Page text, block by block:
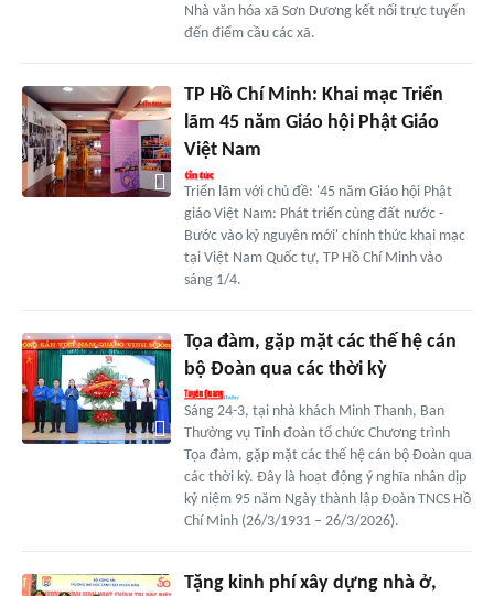
Nhà văn hóa xã Sơn Dương kết nối trực tuyến
đến điểm cầu các xã.
TP Hồ Chí Minh: Khai mạc Triển
lãm 45 năm Giáo hội Phật Giáo
Việt Nam
Triển lãm với chủ đề: '45 năm Giáo hội Phật
giáo Việt Nam: Phát triển cùng đất nước -
Bước vào kỷ nguyên mới' chính thức khai mạc
tại Việt Nam Quốc tự, TP Hồ Chí Minh vào
sáng 1/4.
Tọa đàm, gặp mặt các thế hệ cán
bộ Đoàn qua các thời kỳ
Sáng 24-3, tại nhà khách Minh Thanh, Ban
Thường vụ Tỉnh đoàn tổ chức Chương trình
Tọa đàm, gặp mặt các thế hệ cán bộ Đoàn qua
các thời kỳ. Đây là hoạt động ý nghĩa nhân dịp
kỷ niệm 95 năm Ngày thành lập Đoàn TNCS Hồ
Chí Minh (26/3/1931 – 26/3/2026).
Tặng kinh phí xây dựng nhà ở,